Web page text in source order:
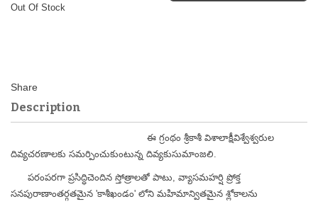
Out Of Stock
Description
ఈ గ్రంథం శ్రీకాశీ విశాలాక్షీవిశ్వేశ్వరుల
దివ్యచరణాలకు సమర్పించుకుంటున్న దివ్యకుసుమాంజలి.
పరంపరగా ప్రసిద్ధిచెందిన స్తోత్రాలతో పాటు, వ్యాసమహర్షి ప్రోక్త
సనపురాణాంతర్గతమైన 'కాశీఖండం' లోని మహిమాన్వితమైన శ్లోకాలను